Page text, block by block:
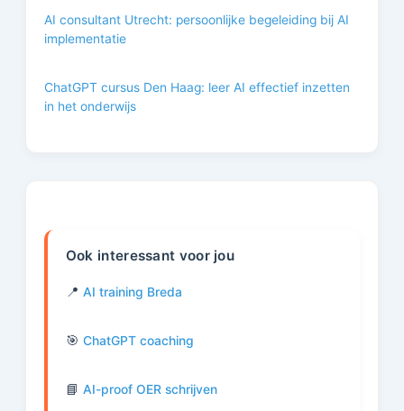
AI consultant Utrecht: persoonlijke begeleiding bij AI
implementatie
ChatGPT cursus Den Haag: leer AI effectief inzetten
in het onderwijs
Ook interessant voor jou
📍 AI training Breda
🎯 ChatGPT coaching
📘 AI-proof OER schrijven